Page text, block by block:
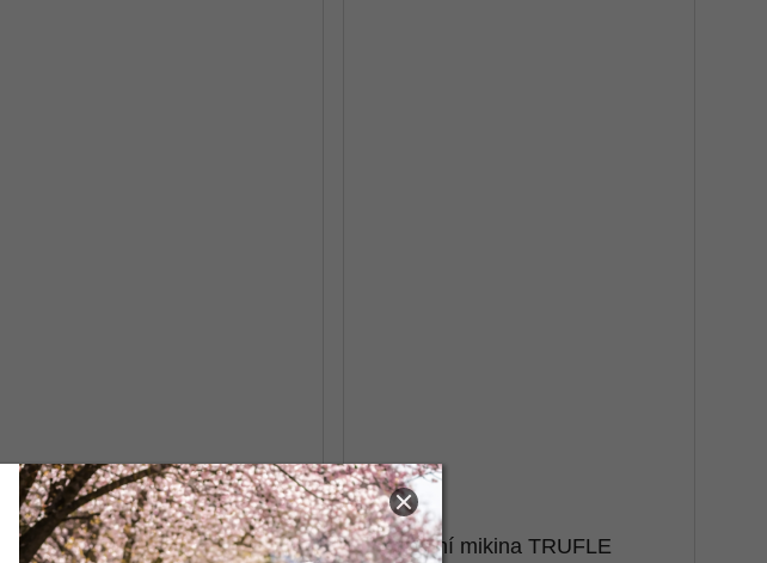
Elegantní kardigan DINGO
Elegantní mikina TRUFLE